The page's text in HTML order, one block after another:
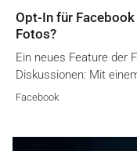
Opt-In für
Fotos?
Ein neues Feature der
Diskussionen: Mit
Facebook